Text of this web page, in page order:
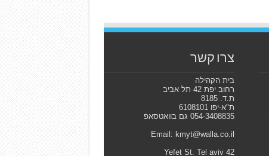
צרו קשר
בית הקהילה
רחוב יפת 42 תל אביב
ת.ד. 8185
ת"א-יפו 6108101
054-3408835 גם בוואטסאפ
Email: kmyt@walla.co.il
42 Yefet St. Tel aviv